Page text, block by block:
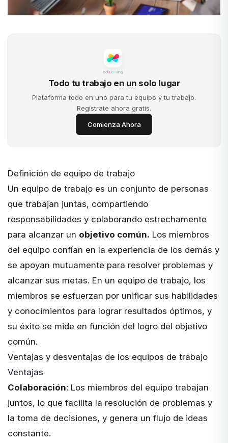
Todo tu trabajo en un solo lugar
Plataforma todo en uno para tu equipo y tu trabajo.
Regístrate ahora gratis.
Comienza Ahora
Definición de equipo de trabajo
Un equipo de trabajo es un conjunto de personas
que trabajan juntas, compartiendo
responsabilidades y colaborando estrechamente
para alcanzar un objetivo común. Los miembros
del equipo confían en la experiencia de los demás y
se apoyan mutuamente para resolver problemas y
alcanzar sus metas. En un equipo de trabajo, los
miembros se esfuerzan por unificar sus habilidades
y conocimientos para lograr resultados óptimos, y
su éxito se mide en función del logro del objetivo
común.
Ventajas y desventajas de los equipos de trabajo
Ventajas
Colaboración: Los miembros del equipo trabajan
juntos, lo que facilita la resolución de problemas y
la toma de decisiones, y genera un flujo de ideas
constante.